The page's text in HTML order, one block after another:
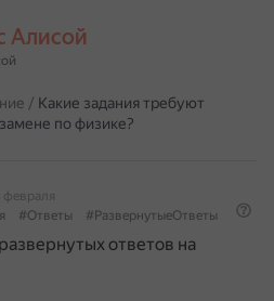
Алисой
/ Какие задания требуют
по физике?
февраля
#Ответы #РазвернутыеОтветы
ответов на